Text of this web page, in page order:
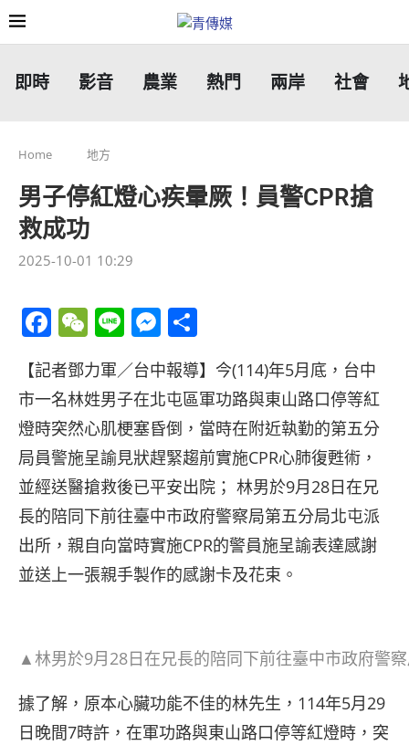
即時 影音 農業 熱門 兩岸 社會
Home 地方
男子停紅燈心疾暈厥！員警CPR搶
救成功
2025-10-01 10:29
Facebook
WeChat
LineMessenger
享
【記者鄧力軍／台中報導】今(114)年5月底，台中
市一名林姓男子在北屯區軍功路與東山路口停等紅
燈時突然心肌梗塞昏倒，當時在附近執勤的第五分
局員警施呈諭見狀趕緊趨前實施CPR心肺復甦術，
並經送醫搶救後已平安出院； 林男於9月28日在兄
長的陪同下前往臺中市政府警察局第五分局北屯派
出所，親自向當時實施CPR的警員施呈諭表達感謝
並送上一張親手製作的感謝卡及花束。
▲林男於9月28日在兄長的陪同下前往臺中市政府警
據了解，原本心臟功能不佳的林先生，114年5月29
日晚間7時許，在軍功路與東山路口停等紅燈時，突